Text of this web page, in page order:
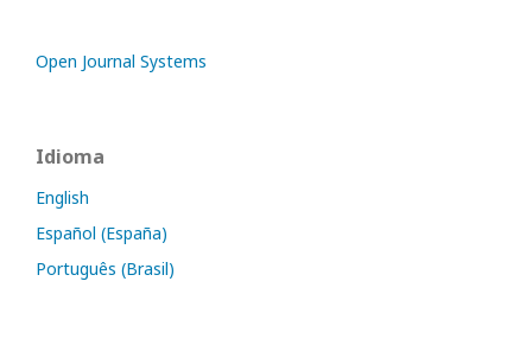
Open Journal Systems
Idioma
English
Español (España)
Português (Brasil)